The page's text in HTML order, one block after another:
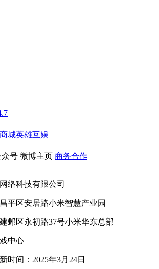
城英雄互娱
号 微博主页 商务合作
络科技有限公司
平区安居路小米智慧产业园
邺区永初路37号小米华东总部
中心
时间：2025年3月24日